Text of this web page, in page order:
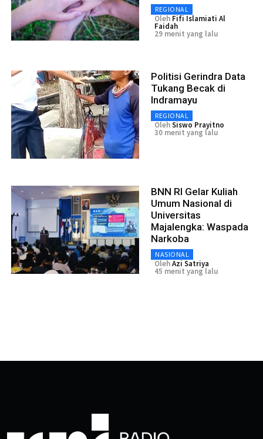
REGIONAL
Oleh Fifi Islamiati Al
Faidah
29 menit yang lalu
Politisi Gerindra Data
Tukang Becak di
Indramayu
REGIONAL
OlehSiswo Prayitno
30 menit yang lalu
BNN RI Gelar Kuliah
Umum Nasional di
Universitas
Majalengka: Waspada
Narkoba
NASIONAL
OlehAzi Satriya
45 menit yang lalu